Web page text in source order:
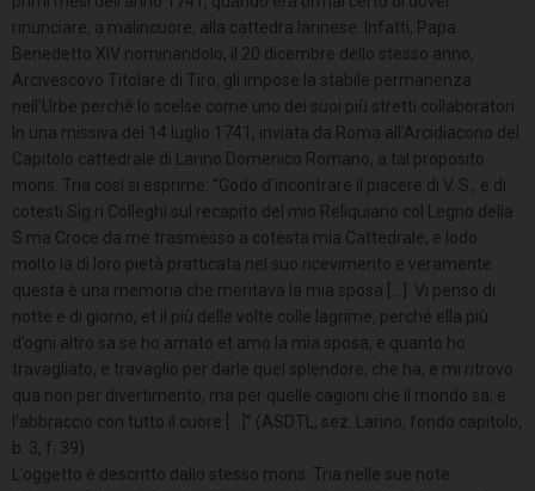
rinunciare, a malincuore, alla cattedra larinese. Infatti, Papa
Benedetto XIV nominandolo, il 20 dicembre dello stesso anno,
Arcivescovo Titolare di Tiro, gli impose la stabile permanenza
nell’Urbe perché lo scelse come uno dei suoi più stretti collaboratori.
In una missiva del 14 luglio 1741, inviata da Roma all’Arcidiacono del
Capitolo cattedrale di Larino Domenico Romano, a tal proposito
mons. Tria così si esprime: “Godo d’incontrare il piacere di V. S., e di
cotesti Sig.ri Colleghi sul recapito del mio Reliquiario col Legno della
S.ma Croce da me trasmesso a cotesta mia Cattedrale, e lodo
molto la di loro pietà pratticata nel suo ricevimento e veramente
questa è una memoria che meritava la mia sposa […]. Vi penso di
notte e di giorno, et il più delle volte colle lagrime, perché ella più
d’ogni altro sa se ho amato et amo la mia sposa, e quanto ho
travagliato, e travaglio per darle quel splendore, che ha, e mi ritrovo
qua non per divertimento, ma per quelle cagioni che il mondo sa, e
l’abbraccio con tutto il cuore […]” (ASDTL, sez. Larino, fondo capitolo,
b. 3, f. 39).
L’oggetto è descritto dallo stesso mons. Tria nelle sue note